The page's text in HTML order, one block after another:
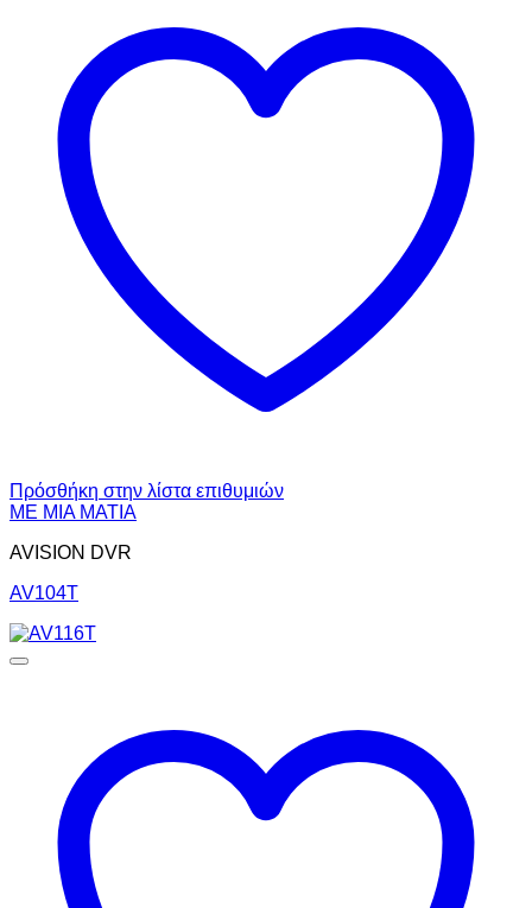
Πρόσθήκη στην λίστα επιθυμιών
ΜΕ ΜΙΑ ΜΑΤΙΑ
AVISION DVR
AV104T